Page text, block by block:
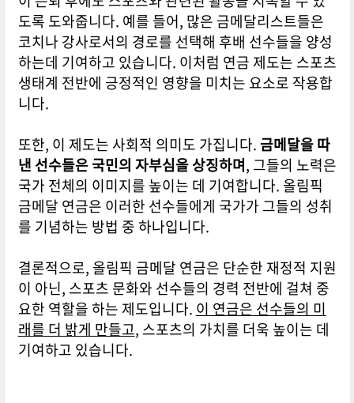
도록 도와줍니다. 예를 들어, 많은 금메달리스트들은
코치나 강사로서의 경로를 선택해 후배 선수들을 양성
하는데 기여하고 있습니다. 이처럼 연금 제도는 스포츠
생태계 전반에 긍정적인 영향을 미치는 요소로 작용합
니다.
또한, 이 제도는 사회적 의미도 가집니다. 금메달을 따
낸 선수들은 국민의 자부심을 상징하며, 그들의 노력은
국가 전체의 이미지를 높이는 데 기여합니다. 올림픽
금메달 연금은 이러한 선수들에게 국가가 그들의 성취
를 기념하는 방법 중 하나입니다.
결론적으로, 올림픽 금메달 연금은 단순한 재정적 지원
이 아닌, 스포츠 문화와 선수들의 경력 전반에 걸쳐 중
요한 역할을 하는 제도입니다. 이 연금은 선수들의 미
래를 더 밝게 만들고, 스포츠의 가치를 더욱 높이는 데
기여하고 있습니다.